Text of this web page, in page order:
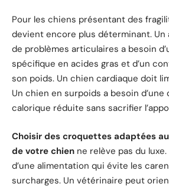
Pour les chiens présentant des
devient encore plus déterminant. Un
de problèmes articulaires a besoin
spécifique en acides gras et d’un
son poids. Un chien cardiaque doit
Un chien en surpoids a besoin d’une
calorique réduite sans sacrifier
Choisir des croquettes adaptées
de votre chien ne relève pas du luxe.
d’une alimentation qui évite les
surcharges. Un vétérinaire peut